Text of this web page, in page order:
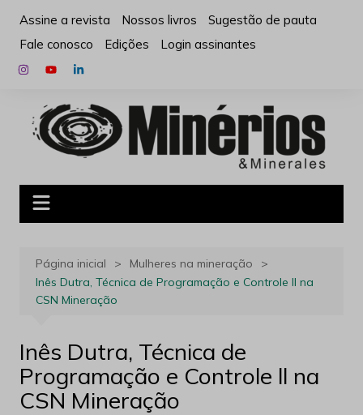
para
conteúdo
Assine a revista Nossos livros
Sugestão de pauta
Fale conosco
Edições Login assinantes
Página inicial
Mulheres na mineração
Inês Dutra, Técnica de Programação e Controle ll na
CSN Mineração
Inês Dutra, Técnica de
Programação e Controle ll na
CSN Mineração